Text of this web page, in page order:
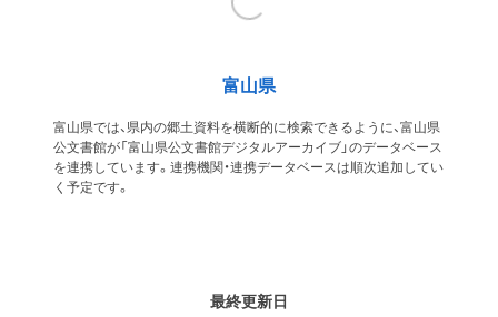
富山県
富山県では、県内の郷土資料を横断的に検索できるように、富山県
公文書館が「富山県公文書館デジタルアーカイブ」のデータベース
を連携しています。連携機関・連携データベースは順次追加してい
く予定です。
最終更新日